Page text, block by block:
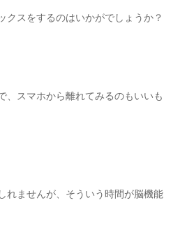
クスをするのはいかがでしょうか？
、スマホから離れてみるのもいいも
れませんが、そういう時間が脳機能